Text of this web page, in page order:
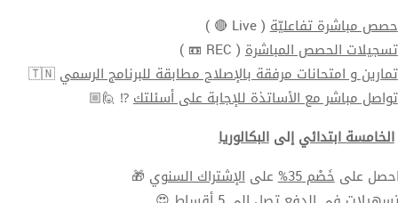
حصص مباشرة تفاعليّة( Live 🔴 )
تسجيلات الحصص المباشرة( REC 📼 )
تمارين و امتحانات مرفقة بالإصلاح مطابقة للبرنامج الرسمي 🇹🇳
تواصل مباشر مع الأساتذة للإجابة على أسئلتك⁉ 🙋🏼
الخامسة ابتدائيإلىالبكالوريا
علىخَصْم 35% علىالإشتراك السنوي 🎁